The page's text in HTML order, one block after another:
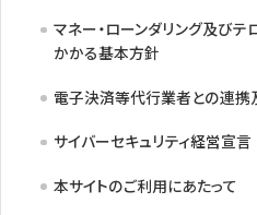
マネー・ローンダリング及び
かかる基本方針
電子決済等代行業者との連携
サイバーセキュリティ経営宣言
本サイトのご利用にあたって